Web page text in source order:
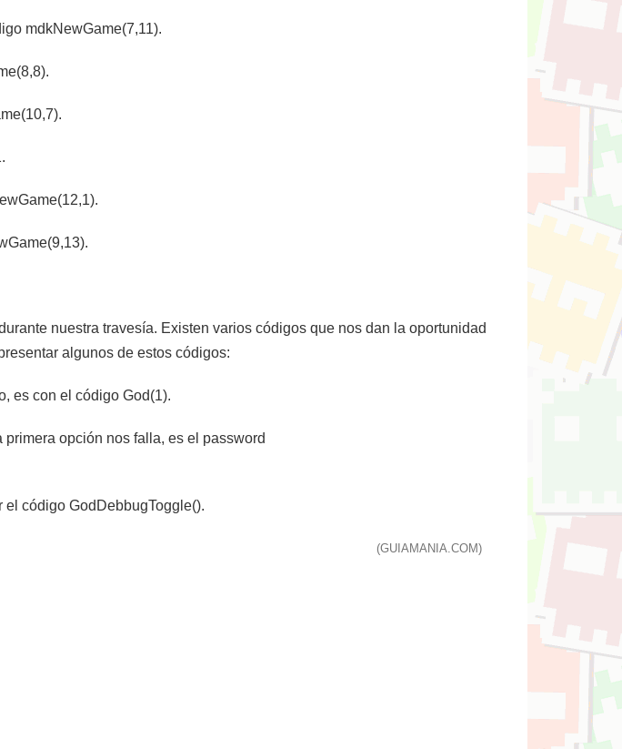
mdkNewGame(7,11).
nuestra travesía. Existen varios códigos que nos dan la oportunidad
algunos de estos códigos:
es con el código God(1).
opción nos falla, es el password
código GodDebbugToggle().
(GUIAMANIA.COM)